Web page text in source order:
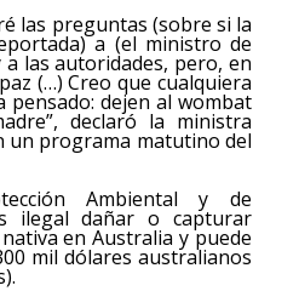
las preguntas (sobre si la
a (el ministro de
las autoridades, pero, en
(…) Creo que cualquiera
dejen al wombat
declaró la ministra
un programa matutino del
Ambiental y de
ilegal dañar o capturar
en Australia y puede
mil dólares australianos